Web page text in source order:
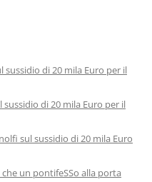
sussidio di 20 mila Euro per il
di 20 mila Euro per il
sul sussidio di 20 mila Euro
un pontifeSSo alla porta